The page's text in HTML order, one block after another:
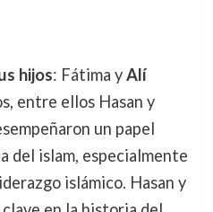
hijos: Fátima yAlí
entre ellos Hasan y
un papel
del islam, especialmente
islámico. Hasan y